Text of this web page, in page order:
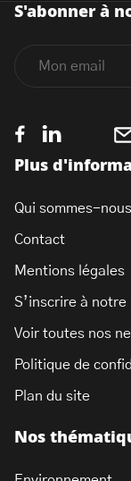
Nos
Plus
Qui sommes-
Contact
Mentions légales
S’inscrire à
Voir toutes nos
Politique de
Plan du site
S'abonner à